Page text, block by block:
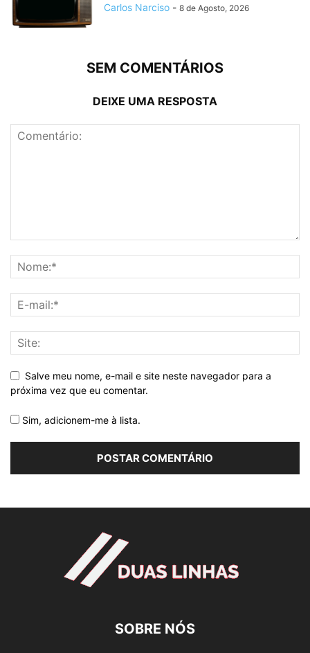
Carlos Narciso - 8 de Agosto, 2026
SEM COMENTÁRIOS
DEIXE UMA RESPOSTA
Salve meu nome, e-mail e site neste navegador para a
próxima vez que eu comentar.
Sim, adicionem-me à lista.
SOBRE NÓS